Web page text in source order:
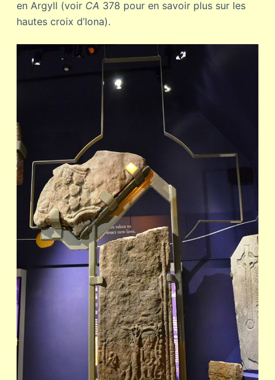
en Argyll (voir CA 378 pour en savoir plus sur les
hautes croix d’Iona).